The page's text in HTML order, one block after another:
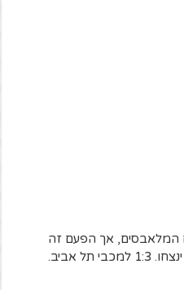
המלאבסים, אך הפעם זה
אביב.